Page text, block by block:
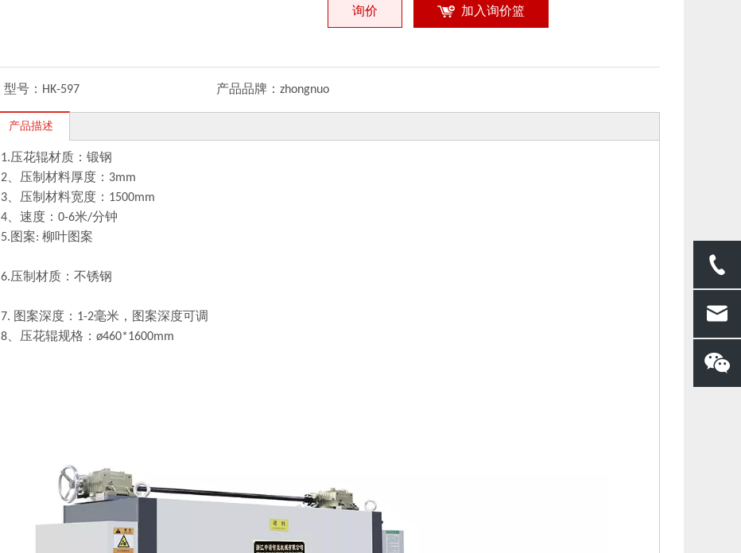
有色金属
询价 加入询价篮
型号： HK-597 产品品牌：zhongnuo
产品描述
1.压花辊材质：锻钢
2、压制材料厚度：3mm
3、压制材料宽度：1500mm
4、速度：0-6米/分钟
5.图案: 柳叶图案
6.压制材质：不锈钢
7. 图案深度：1-2毫米，图案深度可调
8、压花辊规格：ø460*1600mm